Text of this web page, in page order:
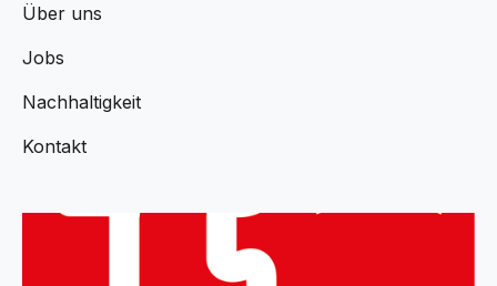
Über uns
Jobs
Nachhaltigkeit
Kontakt